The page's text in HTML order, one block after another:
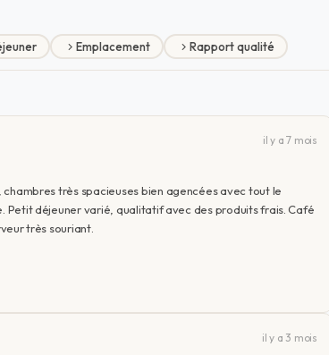
Emplacement Rapport qualité
il y a 7 mois
très spacieuses bien agencées avec tout le
Petit déjeuner varié, qualitatif avec des produits frais. Café
très souriant.
il y a 3 mois